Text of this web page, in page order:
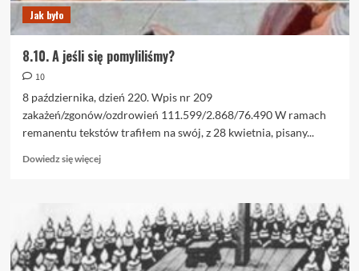
Jak było
8.10. A jeśli się pomyliliśmy?
10
8 października, dzień 220. Wpis nr 209
zakażeń/zgonów/ozdrowień 111.599/2.868/76.490 W ramach
remanentu tekstów trafiłem na swój, z 28 kwietnia, pisany...
Dowiedz się więcejDowiedz
8.10.
A
jeśli
się